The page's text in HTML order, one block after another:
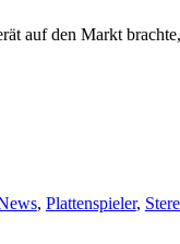
auf den Markt
, Plattenspieler,